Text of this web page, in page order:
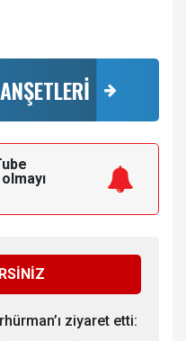
ziyaret etti: